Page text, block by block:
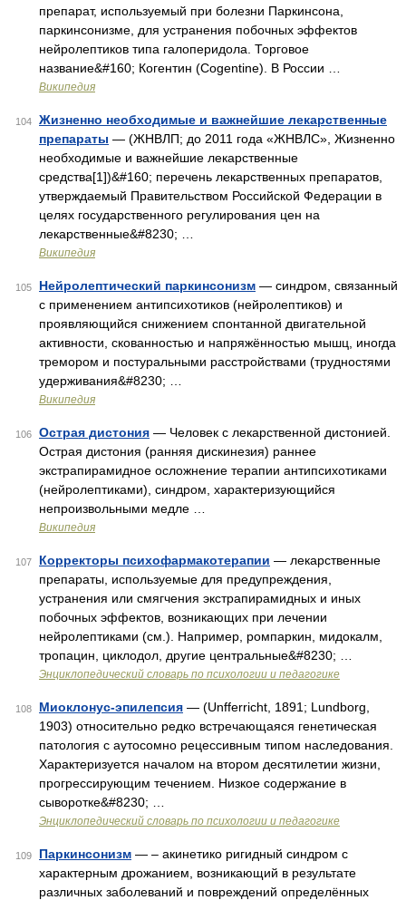
препарат, используемый при болезни Паркинсона,
паркинсонизме, для устранения побочных эффектов
нейролептиков типа галоперидола. Торговое
название&#160; Когентин (Cogentine). В России …
Википедия
104
Жизненно необходимые и важнейшие лекарственные
препараты — (ЖНВЛП; до 2011 года «ЖНВЛС», Жизненно
необходимые и важнейшие лекарственные
средства[1])&#160; перечень лекарственных препаратов,
утверждаемый Правительством Российской Федерации в
целях государственного регулирования цен на
лекарственные&#8230; …
Википедия
105 Нейролептический паркинсонизм — синдром, связанный
с применением антипсихотиков (нейролептиков) и
проявляющийся снижением спонтанной двигательной
активности, скованностью и напряжённостью мышц, иногда
тремором и постуральными расстройствами (трудностями
удерживания&#8230; …
Википедия
106 Острая дистония — Человек с лекарственной дистонией.
Острая дистония (ранняя дискинезия) раннее
экстрапирамидное осложнение терапии антипсихотиками
(нейролептиками), синдром, характеризующийся
непроизвольными медле …
Википедия
107 Корректоры психофармакотерапии — лекарственные
препараты, используемые для предупреждения,
устранения или смягчения экстрапирамидных и иных
побочных эффектов, возникающих при лечении
нейролептиками (см.). Например, ромпаркин, мидокалм,
тропацин, циклодол, другие центральные&#8230; …
Энциклопедический словарь по психологии и педагогике
108 Миоклонус-эпилепсия — (Unfferricht, 1891; Lundborg,
1903) относительно редко встречающаяся генетическая
патология с аутосомно рецессивным типом наследования.
Характеризуется началом на втором десятилетии жизни,
прогрессирующим течением. Низкое содержание в
сыворотке&#8230; …
Энциклопедический словарь по психологии и педагогике
109 Паркинсонизм — – акинетико ригидный синдром с
характерным дрожанием, возникающий в результате
различных заболеваний и повреждений определённых